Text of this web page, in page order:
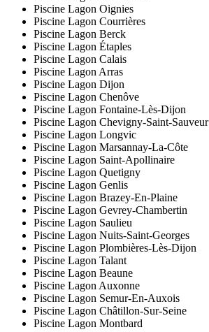
Piscine Lagon Oignies
Piscine Lagon Courrières
Piscine Lagon Berck
Piscine Lagon Étaples
Piscine Lagon Calais
Piscine Lagon Arras
Piscine Lagon Dijon
Piscine Lagon Chenôve
Piscine Lagon Fontaine-Lès-Dijon
Piscine Lagon Chevigny-Saint-Sauveur
Piscine Lagon Longvic
Piscine Lagon Marsannay-La-Côte
Piscine Lagon Saint-Apollinaire
Piscine Lagon Quetigny
Piscine Lagon Genlis
Piscine Lagon Brazey-En-Plaine
Piscine Lagon Gevrey-Chambertin
Piscine Lagon Saulieu
Piscine Lagon Nuits-Saint-Georges
Piscine Lagon Plombières-Lès-Dijon
Piscine Lagon Talant
Piscine Lagon Beaune
Piscine Lagon Auxonne
Piscine Lagon Semur-En-Auxois
Piscine Lagon Châtillon-Sur-Seine
Piscine Lagon Montbard